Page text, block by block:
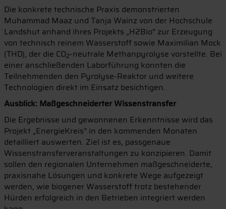
Die konkrete technische Praxis demonstrierten
Muhammad Maaz und Tanja Wainz von der Hochschule
Landshut anhand ihres Projekts „H2Bio“ zur Erzeugung
von technisch reinem Wasserstoff sowie Maximilian Mock
(THD), der die CO2-neutrale Methanpyrolyse vorstellte. Bei
einer anschließenden Laborführung konnten die
Teilnehmenden den Pyrolyse-Reaktor und weitere
Technologien direkt im Einsatz besichtigen.
Ausblick: Maßgeschneiderter Wissenstransfer
Die Ergebnisse und gewonnenen Erkenntnisse wird das
Projekt „EnergieKreis“ in den kommenden Monaten
detailliert auswerten. Ziel ist es, passgenaue
Wissenstransferveranstaltungen zu konzipieren. Damit
sollen den regionalen Unternehmen maßgeschneiderte,
praxisnahe Lösungen und konkrete Wege aufgezeigt
werden, wie biogener Wasserstoff trotz bestehender
Hürden erfolgreich in den Betrieben integriert werden